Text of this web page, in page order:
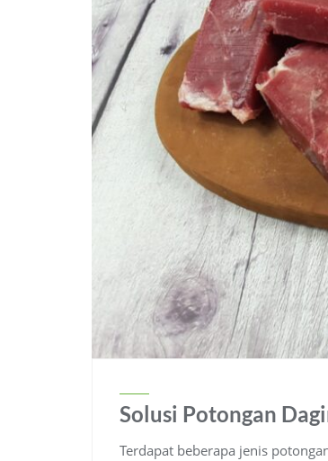
Solusi Potongan
Terdapat beberapa jenis